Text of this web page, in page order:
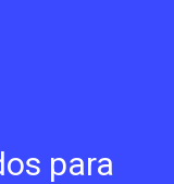
para